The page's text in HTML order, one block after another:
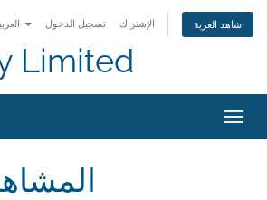
تسجيل الدخول الإشتراك شاهد العربة
Limited